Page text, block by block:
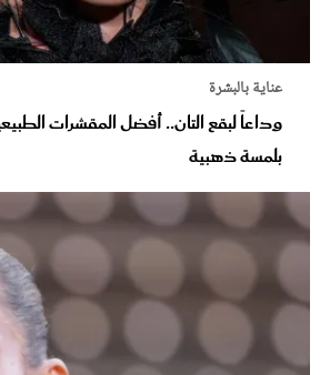
عناية بالبشرة
وداعاً لبقع التان.. أفضل المقشرات
بلمسة ذهبية